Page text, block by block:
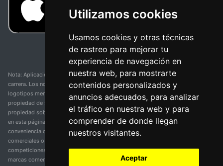
Utilizamos cookies
Usamos cookies y otras técnicas
de rastreo para mejorar tu
experiencia de navegación en
nuestra web, para mostrarte
contenidos personalizados y
anuncios adecuados, para analizar
el tráfico en nuestra web y para
comprender de donde llegan
nuestros visitantes.
Aceptar
Nota: Aplicación y web no oficial y no relacionada con ninguna organización o
carrera. Los nombres de equipos, competiciones, marcas comerciales y
logotipos mencionados en esta página de resultados de ciclismo son
propiedad de sus respectivos dueños. No tenemos afiliación, patrocinio ni
propiedad sobre estas marcas comerciales. Toda la información proporcionada
en esta página se presenta únicamente con fines informativos y para la
conveniencia de nuestros usuarios. Cualquier uso de nombres, marcas
comerciales o logotipos tiene el único propósito de identificar equipos y
competiciones y no implica asociación o respaldo. Todos los derechos de las
marcas comerciales mencionadas aquí pertenecen a sus propietarios legítimos.